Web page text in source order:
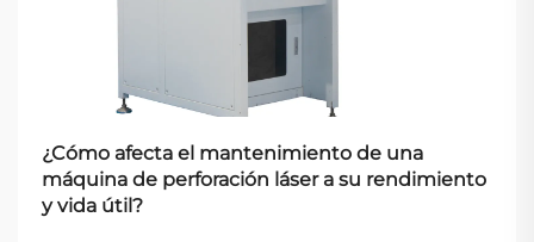
¿Cómo afecta el mantenimiento de una
máquina de perforación láser a su rendimiento
y vida útil?